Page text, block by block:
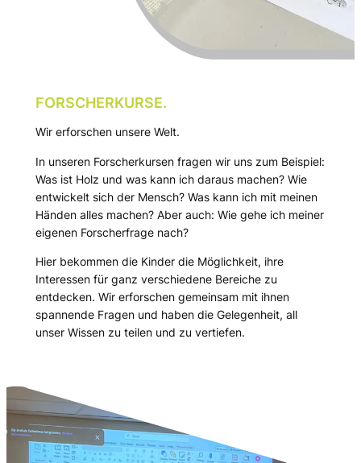
FORSCHERKURSE.
Wir erforschen unsere Welt.
In unseren Forscherkursen fragen wir uns zum Beispiel:
Was ist Holz und was kann ich daraus machen? Wie
entwickelt sich der Mensch? Was kann ich mit meinen
Händen alles machen? Aber auch: Wie gehe ich meiner
eigenen Forscherfrage nach?
Hier bekommen die Kinder die Möglichkeit, ihre
Interessen für ganz verschiedene Bereiche zu
entdecken. Wir erforschen gemeinsam mit ihnen
spannende Fragen und haben die Gelegenheit, all
unser Wissen zu teilen und zu vertiefen.